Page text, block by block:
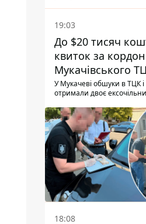
19:03
До $20 тисяч
квиток за кордон
Мукачівського
гучній справі
отримали двоє
керівників
У Мукачеві обшуки в ТЦК
отримали двоє
18:08